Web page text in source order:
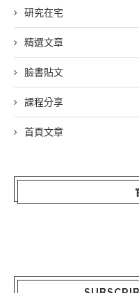
研究在宅
精選文章
臉書貼文
課程分享
首頁文章